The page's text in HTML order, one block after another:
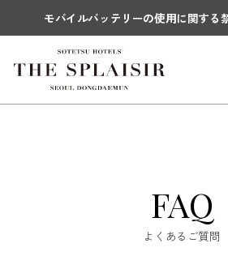
モバイルバッテリーの使用に関する
FAQ
よくあるご質問